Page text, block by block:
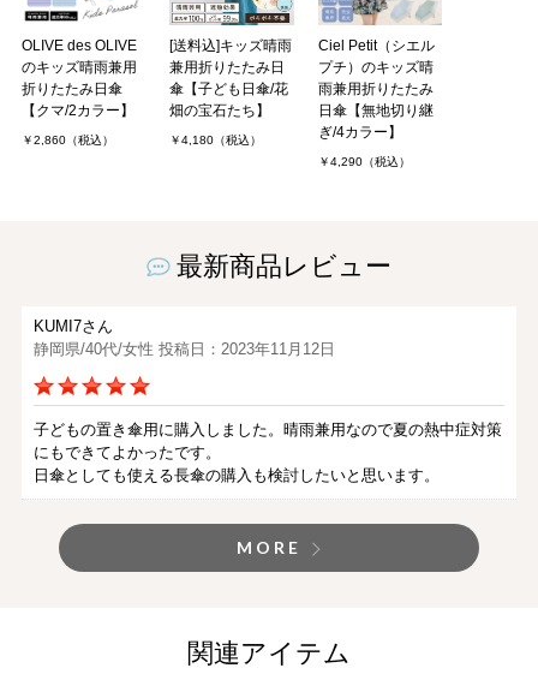
OLIVE des OLIVE
のキッズ晴雨兼用
折りたたみ日傘
【クマ/2カラー】
￥2,860（税込）
[送料込]キッズ晴雨
兼用折りたたみ日
傘【子ども日傘/花
畑の宝石たち】
￥4,180（税込）
Ciel Petit（シエル
プチ）のキッズ晴
雨兼用折りたたみ
日傘【無地切り継
ぎ/4カラー】
￥4,290（税込）
最新商品レビュー
KUMI7さん
静岡県/40代/女性 投稿日：2023年11月12日
子どもの置き傘用に購入しました。晴雨兼用なので夏の熱中症対策
にもできてよかったです。
日傘としても使える長傘の購入も検討したいと思います。
MORE
関連アイテム